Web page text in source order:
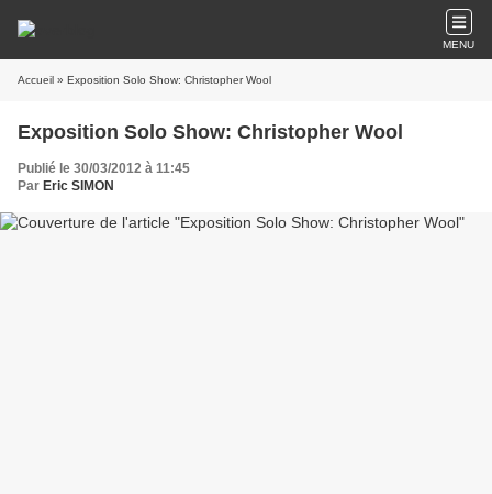
MENU
Accueil » Exposition Solo Show: Christopher Wool
Exposition Solo Show: Christopher Wool
Publié le 30/03/2012 à 11:45
Par Eric SIMON